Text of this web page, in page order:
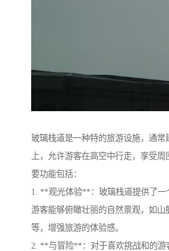
玻璃栈道是一种特的旅游设施，通常
上，允许游客在高空中行走，享受
要功能包括：
1. **观光体验**：玻璃栈道提供了一
游客能够俯瞰壮丽的自然景观，如山
等，增强旅游的体验感。
2. **与冒险**：对于喜欢挑战和的游